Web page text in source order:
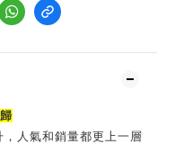
人氣和銷量都更上一層